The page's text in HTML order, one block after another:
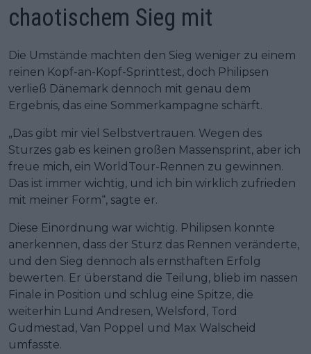
chaotischem Sieg mit
Die Umstände machten den Sieg weniger zu einem
reinen Kopf-an-Kopf-Sprinttest, doch Philipsen
verließ Dänemark dennoch mit genau dem
Ergebnis, das eine Sommerkampagne schärft.
„Das gibt mir viel Selbstvertrauen. Wegen des
Sturzes gab es keinen großen Massensprint, aber ich
freue mich, ein WorldTour-Rennen zu gewinnen.
Das ist immer wichtig, und ich bin wirklich zufrieden
mit meiner Form“, sagte er.
Diese Einordnung war wichtig. Philipsen konnte
anerkennen, dass der Sturz das Rennen veränderte,
und den Sieg dennoch als ernsthaften Erfolg
bewerten. Er überstand die Teilung, blieb im nassen
Finale in Position und schlug eine Spitze, die
weiterhin Lund Andresen, Welsford, Tord
Gudmestad, Van Poppel und Max Walscheid
umfasste.